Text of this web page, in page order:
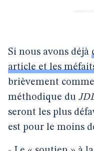
Si nous avons déjà
article et les
brièvement
méthodique du
seront les plus
est pour le moins